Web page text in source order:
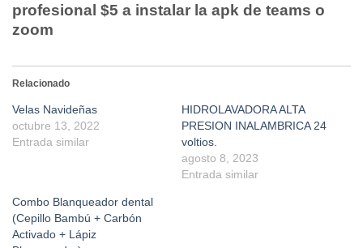
profesional $5 a instalar la apk de teams o
zoom
Relacionado
Velas Navideñas
octubre 13, 2022
Entrada similar
HIDROLAVADORA ALTA
PRESION INALAMBRICA 24
voltios.
agosto 8, 2023
Entrada similar
Combo Blanqueador dental
(Cepillo Bambú + Carbón
Activado + Lápiz